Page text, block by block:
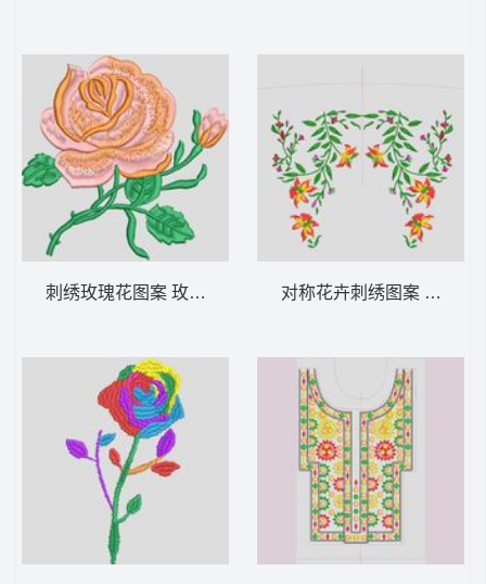
刺绣玫瑰花图案 玫瑰花 靓花 对称花卉刺绣图案 裙下摆